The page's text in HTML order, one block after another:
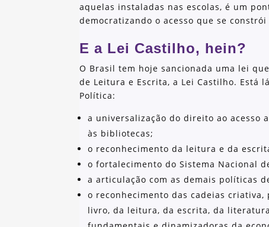
aquelas instaladas nas escolas, é um
democratizando o acesso que se
E a Lei Castilho, hein?
O Brasil tem hoje sancionada uma lei
de Leitura e Escrita, a Lei Castilho. Está
Política:
a universalização do direito ao
às bibliotecas;
o reconhecimento da leitura e da
o fortalecimento do Sistema Nacional
a articulação com as demais políticas
o reconhecimento das cadeias
livro, da leitura, da escrita, da